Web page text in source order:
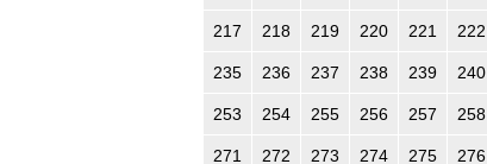
217 218 219 220 221 222
235 236 237 238 239 240
253 254 255 256 257 258
271 272 273 274 275 276